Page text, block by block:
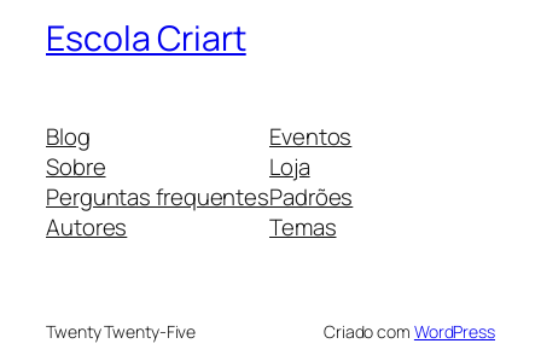
Escola Criart
Blog
Sobre
Perguntas frequentes
Autores
Eventos
Loja
Padrões
Temas
Twenty Twenty-Five Criado com WordPress